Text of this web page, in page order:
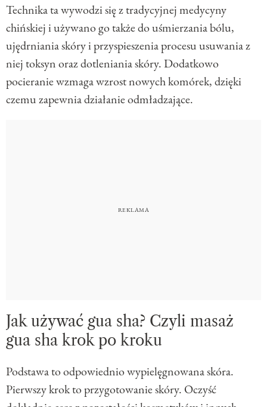
Technika ta wywodzi się z tradycyjnej medycyny
chińskiej i używano go także do uśmierzania bólu,
ujędrniania skóry i przyspieszenia procesu usuwania z
niej toksyn oraz dotleniania skóry. Dodatkowo
pocieranie wzmaga wzrost nowych komórek, dzięki
czemu zapewnia działanie odmładzające.
Jak używać gua sha? Czyli masaż
gua sha krok po kroku
Podstawa to odpowiednio wypielęgnowana skóra.
Pierwszy krok to przygotowanie skóry. Oczyść